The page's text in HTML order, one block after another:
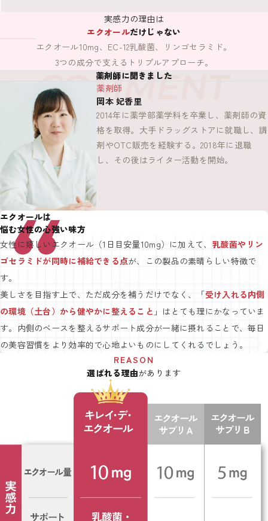
実感力の理由は
エクオールだけじゃない
エクオール10mg、EC-12乳酸菌、リンゴセラミド。
3つの成分で支えるトリプルアプローチ。
薬剤師に聞きました
薬剤師
岡本 妃香里
2014年に薬学部薬学科を卒業し、薬剤師の資
格を取得。大手ドラッグストアに就職し、調
剤やOTC販売を経験する。2018年に退職
し、その後はライター活動を開始。
エクオールは
悩む女性の心強い味方
女性に嬉しいエクオール（1日目安量10mg）に加えて、 乳酸菌やリン
ゴセラミドが同時に補給できる点が、この製品の素晴らしい特徴で
す。
美しさを目指す上で、ただ成分を補うだけでなく、
「受け入れる内側
の環境（土台）から健やかに整えること」 はとても理にかなっていま
す。内側のベースを整えるサポート成分が一緒に摂れることで、毎日
の美容習慣をより効率的で心地よいものにしてくれるでしょう。
REASON
選ばれる理由があります